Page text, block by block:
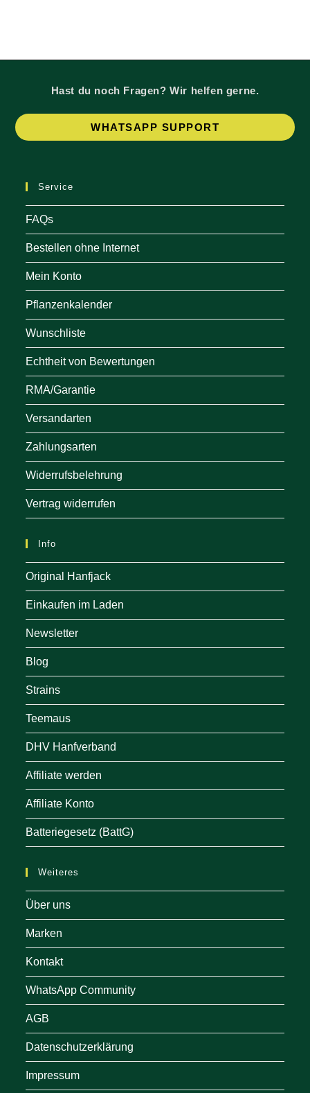
Hast du noch Fragen? Wir helfen gerne.
WHATSAPP SUPPORT
Service
FAQs
Bestellen ohne Internet
Mein Konto
Pflanzenkalender
Wunschliste
Echtheit von Bewertungen
RMA/Garantie
Versandarten
Zahlungsarten
Widerrufsbelehrung
Vertrag widerrufen
Info
Original Hanfjack
Einkaufen im Laden
Newsletter
Blog
Strains
Teemaus
DHV Hanfverband
Affiliate werden
Affiliate Konto
Batteriegesetz (BattG)
Weiteres
Über uns
Marken
Kontakt
WhatsApp Community
AGB
Datenschutzerklärung
Impressum